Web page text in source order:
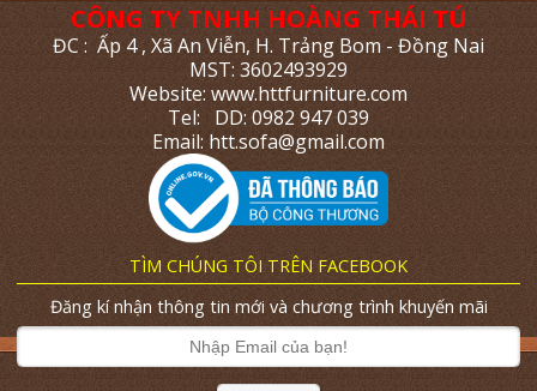
CÔNG TY TNHH HOÀNG THÁI TÚ
ĐC : Ấp 4 , Xã An Viễn, H. Trảng Bom - Đồng Nai
MST: 3602493929
Website: www.httfurniture.com
Tel: DD: 0982 947 039
Email: htt.sofa@gmail.com
TÌM CHÚNG TÔI TRÊN FACEBOOK
Đăng kí nhận thông tin mới và chương trình khuyến mãi